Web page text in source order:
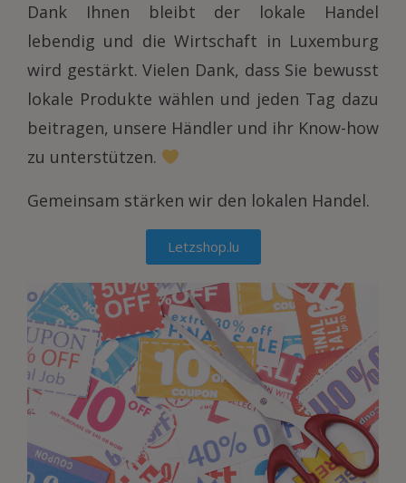
Dank Ihnen bleibt der lokale Handel
lebendig und die Wirtschaft in Luxemburg
wird gestärkt. Vielen Dank, dass Sie bewusst
lokale Produkte wählen und jeden Tag dazu
beitragen, unsere Händler und ihr Know-how
zu unterstützen.
Gemeinsam stärken wir den lokalen Handel.
Letzshop.lu